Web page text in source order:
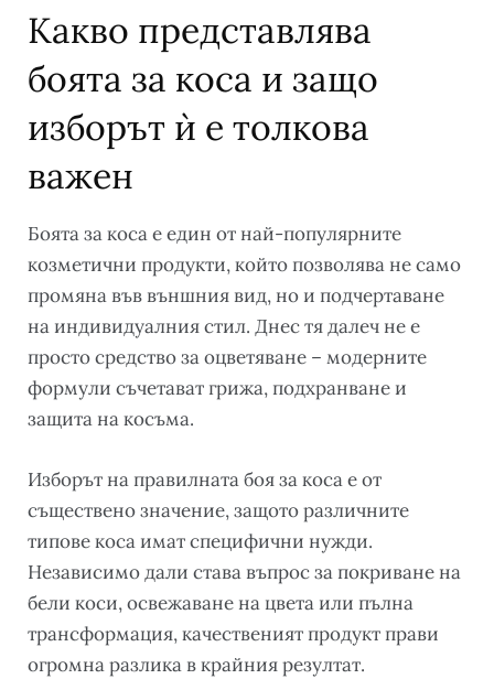
Какво представлява
боята за коса и защо
изборът ѝ е толкова
важен
Боята за коса е един от най-популярните
козметични продукти, който позволява не само
промяна във външния вид, но и подчертаване
на индивидуалния стил. Днес тя далеч не е
просто средство за оцветяване – модерните
формули съчетават грижа, подхранване и
защита на косъма.
Изборът на правилната боя за коса е от
съществено значение, защото различните
типове коса имат специфични нужди.
Независимо дали става въпрос за покриване на
бели коси, освежаване на цвета или пълна
трансформация, качественият продукт прави
огромна разлика в крайния резултат.